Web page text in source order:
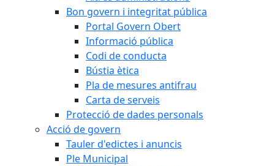
Bon govern i integritat pública
Portal Govern Obert
Informació pública
Codi de conducta
Bústia ètica
Pla de mesures antifrau
Carta de serveis
Protecció de dades personals
Acció de govern
Tauler d'edictes i anuncis
Ple Municipal